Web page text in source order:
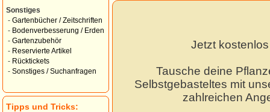
Sonstiges
- Gartenbücher / Zeitschriften
- Bodenverbesserung / Erden
- Gartenzubehör
- Reservierte Artikel
- Rücktickets
- Sonstiges / Suchanfragen
Tipps und Tricks:
Jetzt
Tausche deine
Selbstgebasteltes mit
zahlreichen